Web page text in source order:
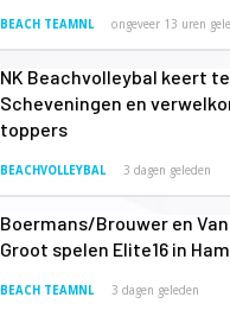
BEACH TEAMNL ongeveer 13 uren
NK Beachvolleybal keert
Scheveningen en
toppers
BEACHVOLLEYBAL 3 dagen geleden
Boermans/Brouwer en
Groot spelen Elite16 in
BEACH TEAMNL 3 dagen geleden